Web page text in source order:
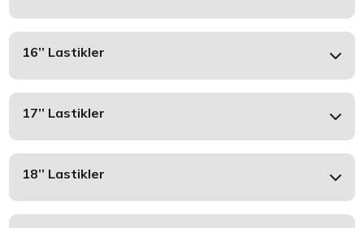
16’’ Lastikler
17’’ Lastikler
18’’ Lastikler